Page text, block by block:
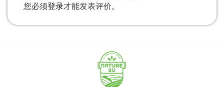
您必须登录才能发表评价。